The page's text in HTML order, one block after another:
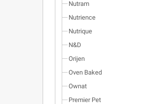
Nutram
Nutrience
Nutrique
N&D
Orijen
Oven Baked
Ownat
Premier Pet